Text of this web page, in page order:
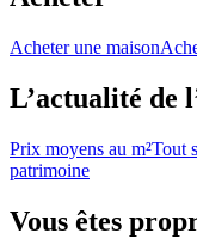
Acheter une maison
L’actualité de
Prix moyens au m²Tout
patrimoine
Vous êtes